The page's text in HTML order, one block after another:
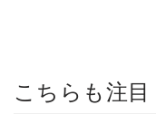
こちらも注目